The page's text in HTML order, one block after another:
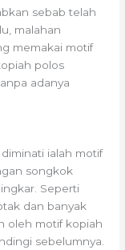
sebab telah
malahan
memakai motif
polos
adanya
ialah motif
songkok
Seperti
dan banyak
oleh motif kopiah
sebelumnya.